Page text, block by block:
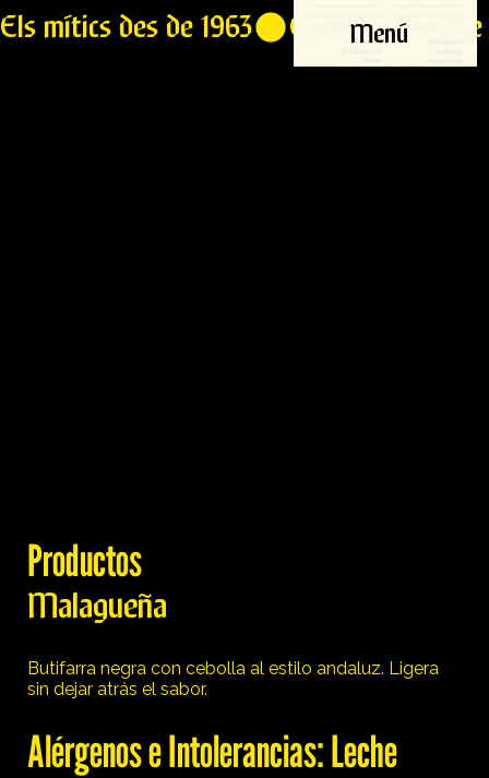
Menú
Els mítics des de 1963
Productos
Malagueña
Butifarra negra con cebolla al estilo andaluz. Ligera
sin dejar atrás el sabor.
Alérgenos e Intolerancias: Leche